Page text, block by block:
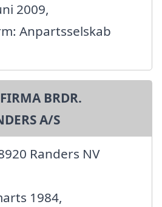
2009,
Anpartsselskab
BRDR.
A/S
Randers NV
1984,